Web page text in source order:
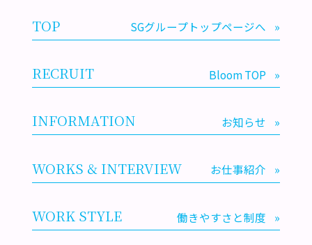
TOP SGグループトップページへ »
RECRUIT Bloom TOP »
INFORMATION お知らせ »
WORKS & INTERVIEW お仕事紹介 »
WORK STYLE 働きやすさと制度 »